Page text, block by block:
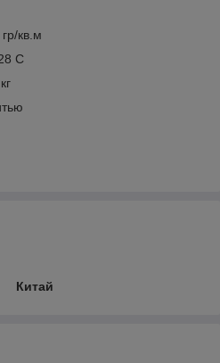
кв.м
C
Китай